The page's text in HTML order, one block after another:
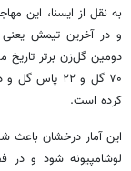
به نقل از ایسنا، این
کرده است.